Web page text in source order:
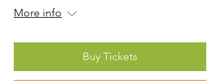
More info
Buy Tickets